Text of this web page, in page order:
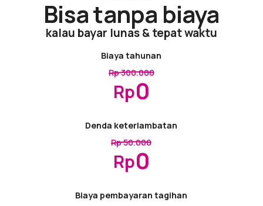
Bisa tanpa biaya
kalau bayar lunas & tepat waktu
Biaya tahunan
Rp 300.000
Rp0
Denda keterlambatan
Rp 50.000
Rp0
Biaya pembayaran tagihan